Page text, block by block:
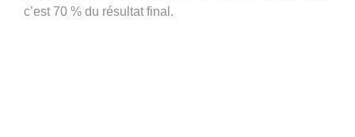
c’est 70 % du résultat final.